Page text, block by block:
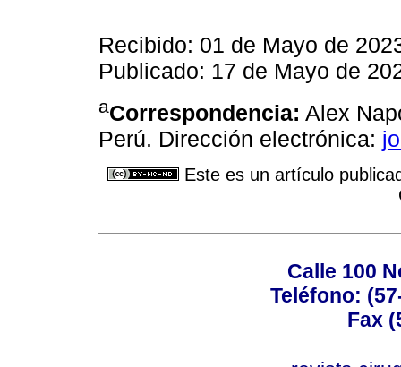
Recibido: 01 de Mayo de
Publicado: 17 de Mayo de
aCorrespondencia: Alex
Perú. Dirección electrónica:
Este es un artículo
Calle 100
Teléfono:
Fax